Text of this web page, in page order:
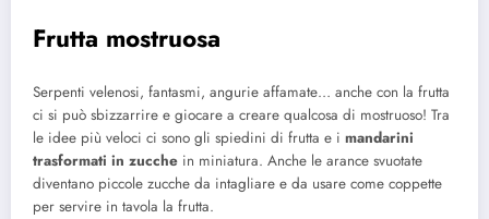
Frutta mostruosa
Serpenti velenosi, fantasmi, angurie affamate… anche con la frutta
ci si può sbizzarrire e giocare a creare qualcosa di mostruoso! Tra
le idee più veloci ci sono gli spiedini di frutta e i mandarini
trasformati in zucche in miniatura. Anche le arance svuotate
diventano piccole zucche da intagliare e da usare come coppette
per servire in tavola la frutta.